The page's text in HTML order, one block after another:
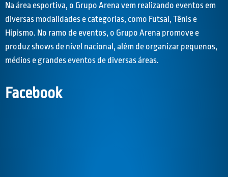
Na área esportiva, o Grupo Arena vem realizando eventos em
diversas modalidades e categorias, como Futsal, Tênis e
Hipismo. No ramo de eventos, o Grupo Arena promove e
produz shows de nível nacional, além de organizar pequenos,
médios e grandes eventos de diversas áreas.
Facebook